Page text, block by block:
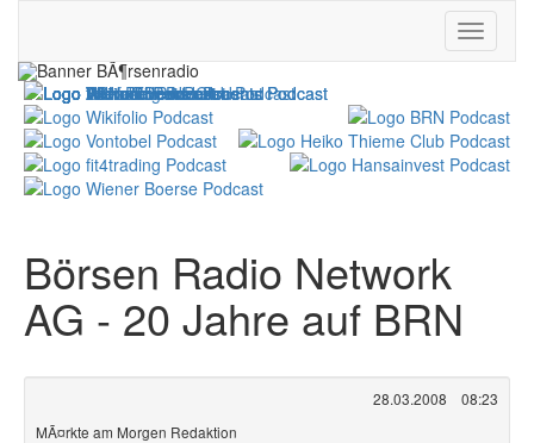
Börsen Radio Network
AG - 20 Jahre auf BRN
28.03.2008
08:23
MÃ¤rkte am Morgen Redaktion